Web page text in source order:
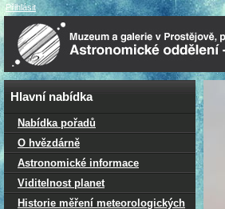
Hlavní nabídka
Nabídka pořadů
O hvězdárně
Astronomické informace
Viditelnost planet
Historie měření meteorologických
Přihlásit